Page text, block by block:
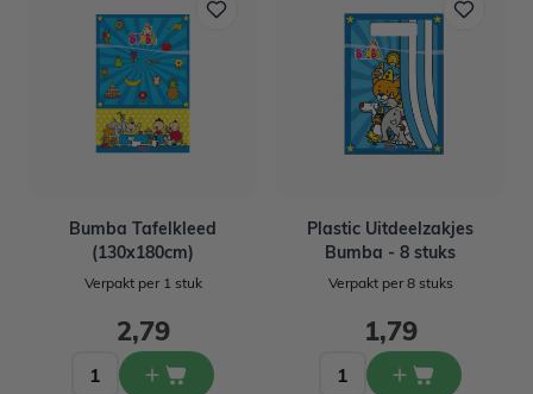
Bumba Tafelkleed
(130x180cm)
Verpakt per 1 stuk
2,79
Plastic Uitdeelzakjes
Bumba - 8 stuks
Verpakt per 8 stuks
1,79